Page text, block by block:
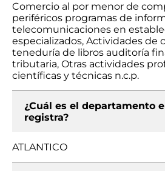
Comercio al por menor de
periféricos programas de
telecomunicaciones en
especializados, Actividades de
teneduría de libros auditoría
tributaria, Otras actividades
científicas y técnicas n.c.p.
¿Cuál es el departamento
registra?
ATLANTICO